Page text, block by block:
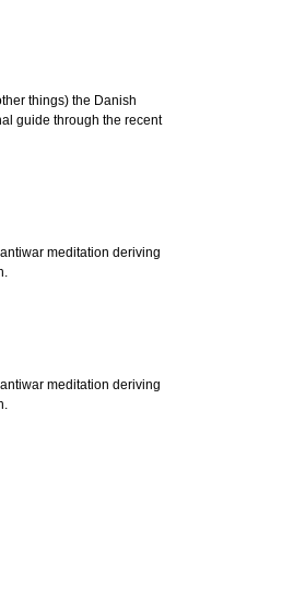
things) the Danish
guide through the recent
meditation deriving
meditation deriving